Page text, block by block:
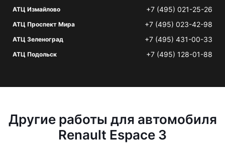
АТЦ Измайлово +7 (495) 021-25-26
АТЦ Проспект Мира +7 (495) 023-42-98
АТЦ Зеленоград +7 (495) 431-00-33
АТЦ Подольск +7 (495) 128-01-88
Другие работы для автомобиля
Renault Espace 3